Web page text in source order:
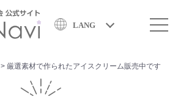
LANG
> 厳選素材で作られたアイスクリーム販売中です